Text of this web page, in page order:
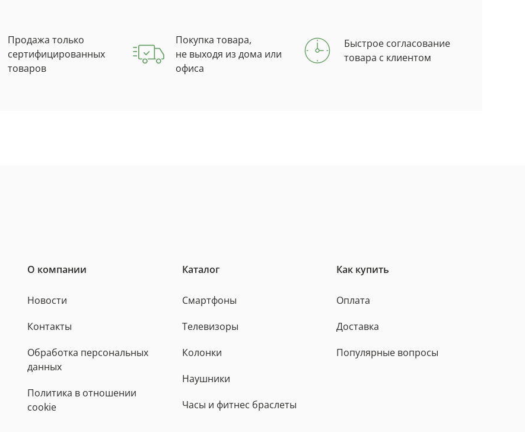
Продажа только
сертифицированных
товаров
Покупка товара,
не выходя из дома или
офиса
Быстрое согласование
товара с клиентом
О компании
Новости
Контакты
Обработка персональных
данных
Политика в отношении
cookie
Каталог
Смартфоны
Телевизоры
Колонки
Наушники
Часы и фитнес браслеты
Как купить
Оплата
Доставка
Популярные вопросы